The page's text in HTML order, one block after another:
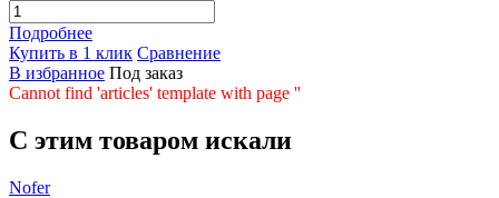
Подробнее
Купить в 1 клик Сравнение
В избранное Под заказ
Cannot find 'articles' template with page ''
C этим товаром искали
Nofer